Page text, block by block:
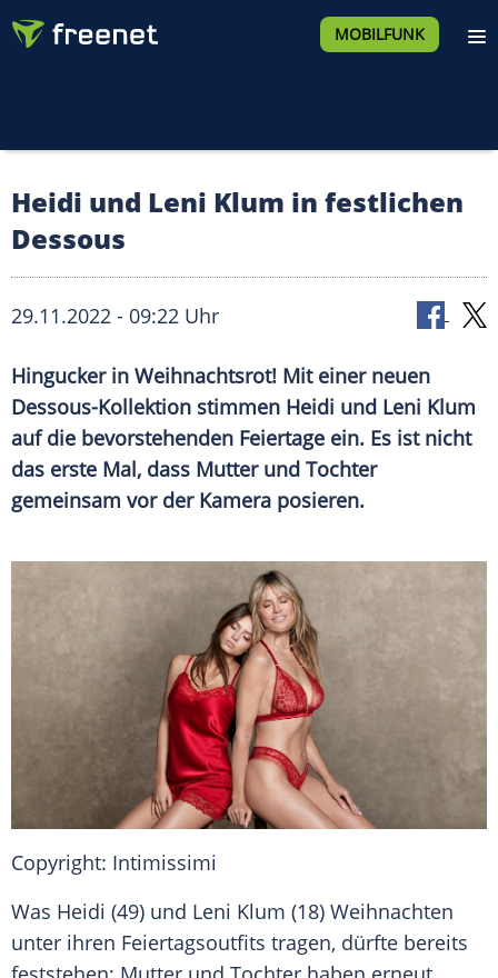
MOBILFUNK
Heidi und Leni Klum in festlichen
Dessous
29.11.2022 - 09:22 Uhr
Hingucker in Weihnachtsrot! Mit einer neuen
Dessous-Kollektion stimmen Heidi und Leni Klum
auf die bevorstehenden Feiertage ein. Es ist nicht
das erste Mal, dass Mutter und Tochter
gemeinsam vor der Kamera posieren.
Copyright: Intimissimi
Was Heidi (49) und Leni Klum (18) Weihnachten
unter ihren Feiertagsoutfits tragen, dürfte bereits